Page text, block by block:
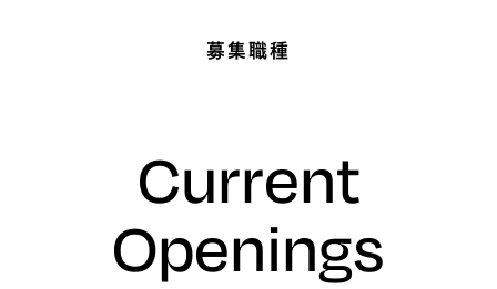
募集職種
Current
Openings